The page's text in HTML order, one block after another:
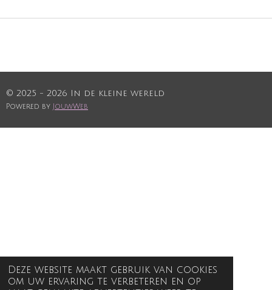
Deze website maakt gebruik van cookies
om uw ervaring te verbeteren en op
© 2025 - 2026 In de kleine wereld
Powered by JouwWeb